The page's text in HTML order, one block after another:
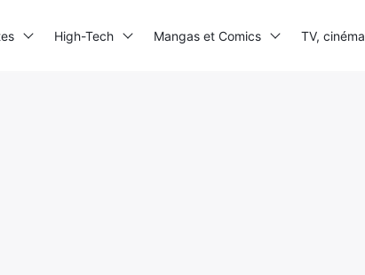
High-Tech Mangas et Comics TV, cinéma